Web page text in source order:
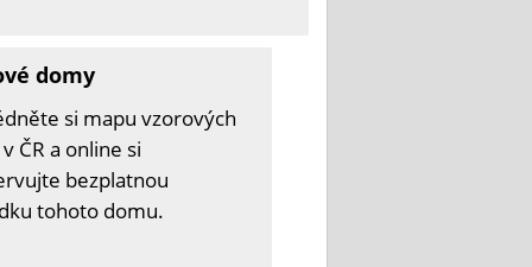
domy
si mapu vzorových
ČR a online si
bezplatnou
tohoto domu.